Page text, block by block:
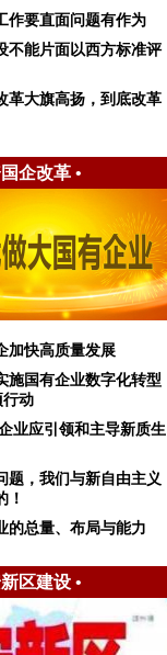
作要直面问题有作为
不能片面以西方标准评
革大旗高扬，到底改革
企改革•
加快高质量发展
施国有企业数字化转型
行动
业应引领和主导新质生
题，我们与新自由主义
！
的总量、布局与能力
区建设•